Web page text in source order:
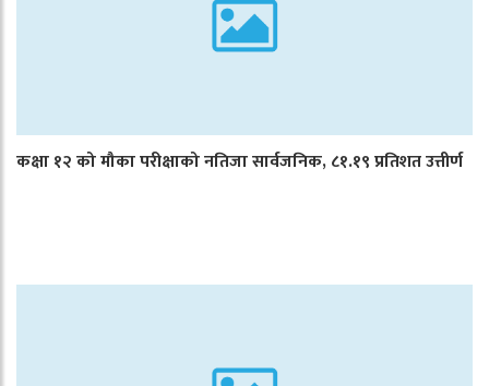
कक्षा १२ को मौका परीक्षाको नतिजा सार्वजनिक, ८१.१९ प्रतिशत उत्तीर्ण